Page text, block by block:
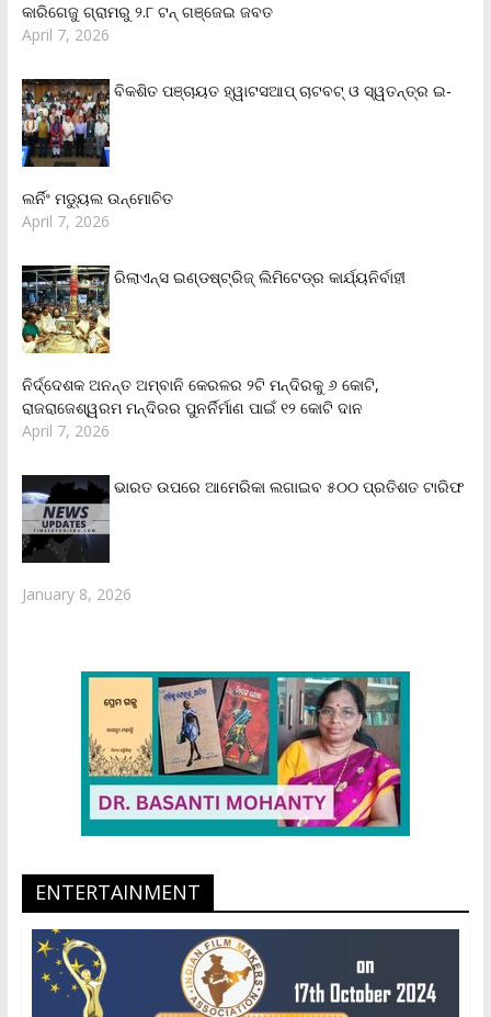
କାରିଗେଜୁ ଗ୍ରାମରୁ ୨.୮ ଟନ୍ ଗଞ୍ଜେଇ ଜବତ
April 7, 2026
ବିକଶିତ ପଞ୍ଚାୟତ ହ୍ୱାଟସଆପ୍ ଚାଟବଟ୍ ଓ ସ୍ୱତନ୍ତ୍ର ଇ-
ଲର୍ନିଂ ମଡ୍ୟୁଲ ଉନ୍ମୋଚିତ
April 7, 2026
ରିଲାଏନ୍‌ସ ଇଣ୍ଡଷ୍ଟ୍ରିଜ୍ ଲିମିଟେଡ୍‌ର କାର୍ଯ୍ୟନିର୍ବାହୀ
ନିର୍ଦ୍ଦେଶକ ଅନନ୍ତ ଅମ୍ବାନି କେରଳର ୨ଟି ମନ୍ଦିରକୁ ୬ କୋଟି,
ରାଜରାଜେଶ୍ୱରମ ମନ୍ଦିରର ପୁନର୍ନିର୍ମାଣ ପାଇଁ ୧୨ କୋଟି ଦାନ
April 7, 2026
ଭାରତ ଉପରେ ଆମେରିକା ଲଗାଇବ ୫୦୦ ପ୍ରତିଶତ ଟାରିଫ
January 8, 2026
ENTERTAINMENT